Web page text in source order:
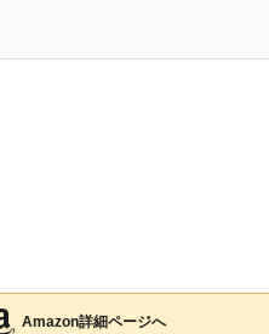
Amazon詳細ページへ